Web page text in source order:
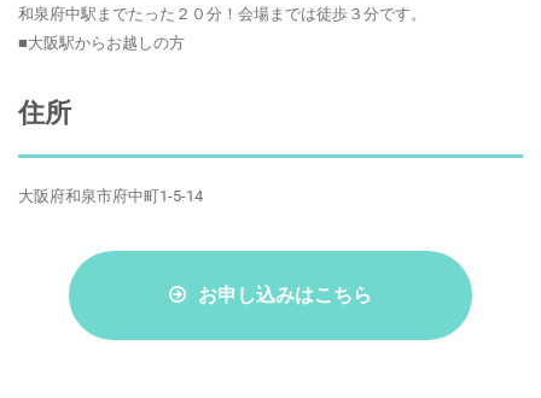
和泉府中駅までたった２０分！会場までは徒歩３分です。
■大阪駅からお越しの方
住所
大阪府和泉市府中町1-5-14
お申し込みはこちら